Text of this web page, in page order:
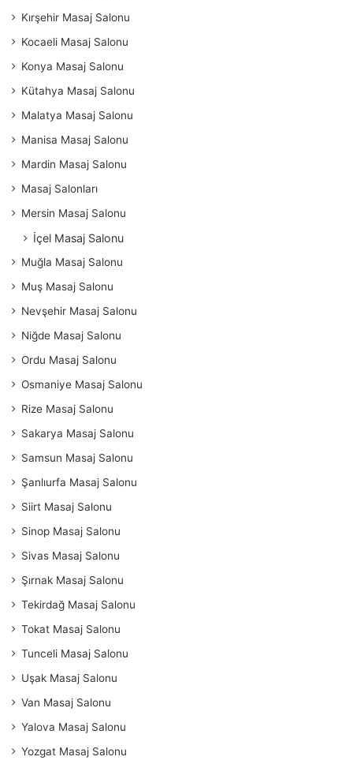
Kırşehir Masaj Salonu
Kocaeli Masaj Salonu
Konya Masaj Salonu
Kütahya Masaj Salonu
Malatya Masaj Salonu
Manisa Masaj Salonu
Mardin Masaj Salonu
Masaj Salonları
Mersin Masaj Salonu
İçel Masaj Salonu
Muğla Masaj Salonu
Muş Masaj Salonu
Nevşehir Masaj Salonu
Niğde Masaj Salonu
Ordu Masaj Salonu
Osmaniye Masaj Salonu
Rize Masaj Salonu
Sakarya Masaj Salonu
Samsun Masaj Salonu
Şanlıurfa Masaj Salonu
Siirt Masaj Salonu
Sinop Masaj Salonu
Sivas Masaj Salonu
Şırnak Masaj Salonu
Tekirdağ Masaj Salonu
Tokat Masaj Salonu
Tunceli Masaj Salonu
Uşak Masaj Salonu
Van Masaj Salonu
Yalova Masaj Salonu
Yozgat Masaj Salonu